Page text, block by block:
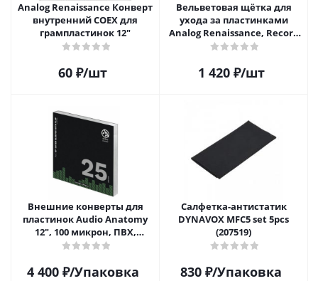
Analog Renaissance Конверт
внутренний COEX для
грампластинок 12"
60 ₽/шт
Вельветовая щётка для
ухода за пластинками
Analog Renaissance, Record
Velvet Brush, AR-7152, White
1 420₽/шт
Внешние конверты для
пластинок Audio Anatomy
12", 100 микрон, ПВХ,
GATEFOLD (25 шт)
4 400₽/Упаковка
Салфетка-aнтистатик
DYNAVOX MFC5 set 5pcs
(207519)
830 ₽/Упаковка